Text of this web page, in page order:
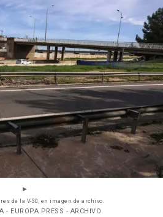
de la V-30, en imagen de archivo.
- EUROPA PRESS - ARCHIVO